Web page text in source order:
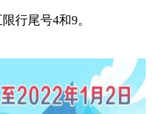
行尾号4和9。